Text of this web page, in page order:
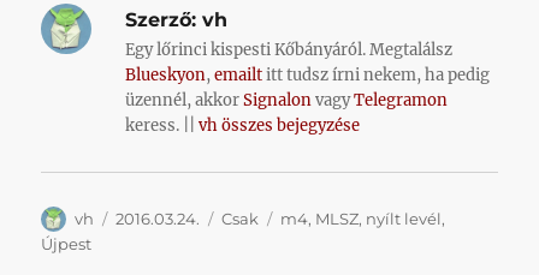
Szerző: vh
Egy lőrinci kispesti Kőbányáról. Megtalálsz
Blueskyon,emailtitt tudsz írni nekem, ha pedig
üzennél, akkorSignalonvagyTelegramon
keress. ||vh összes bejegyzése
Szerző
vh Közzétéve
2016.03.24. Kategória
Csak Címke
m4, MLSZ, nyílt levél,
Újpest